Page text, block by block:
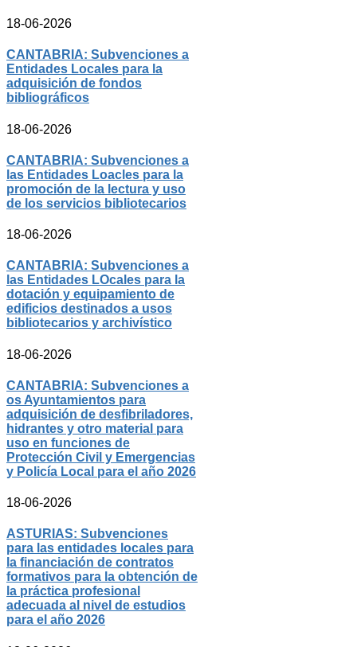
18-06-2026
CANTABRIA: Subvenciones a
Entidades Locales para la
adquisición de fondos
bibliográficos
18-06-2026
CANTABRIA: Subvenciones a
las Entidades Loacles para la
promoción de la lectura y uso
de los servicios bibliotecarios
18-06-2026
CANTABRIA: Subvenciones a
las Entidades LOcales para la
dotación y equipamiento de
edificios destinados a usos
bibliotecarios y archivístico
18-06-2026
CANTABRIA: Subvenciones a
os Ayuntamientos para
adquisición de desfibriladores,
hidrantes y otro material para
uso en funciones de
Protección Civil y Emergencias
y Policía Local para el año 2026
18-06-2026
ASTURIAS: Subvenciones
para las entidades locales para
la financiación de contratos
formativos para la obtención de
la práctica profesional
adecuada al nivel de estudios
para el año 2026